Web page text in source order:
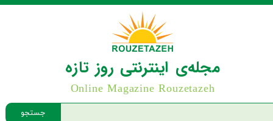
جستجو
مجله‌ی اینترنتی روز تازه
Online Magazine Rouzetazeh